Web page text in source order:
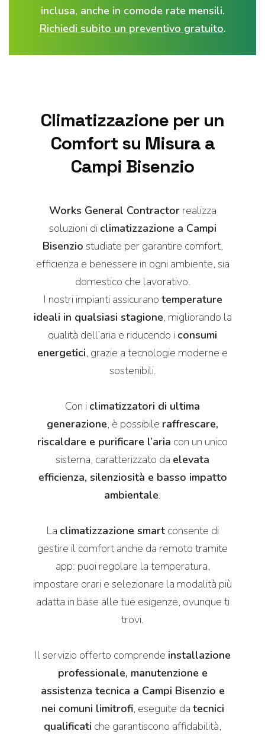
inclusa, anche in comode rate mensili.
Richiedi subito un preventivo gratuito.
Climatizzazione per un
Comfort su Misura a
Campi Bisenzio
Works General Contractorrealizza
soluzioni di climatizzazione a Campi
Bisenzio studiate per garantire comfort,
efficienza e benessere in ogni ambiente, sia
domestico che lavorativo.
I nostri impianti assicurano temperature
ideali in qualsiasi stagione, migliorando la
qualità dell’aria e riducendo i consumi
energetici, grazie a tecnologie moderne e
sostenibili.
Con i climatizzatori di ultima
generazione, è possibile raffrescare,
riscaldare e purificare l’aria con un unico
sistema, caratterizzato da elevata
efficienza, silenziosità e basso impatto
ambientale.
La climatizzazione smart consente di
gestire il comfort anche da remoto tramite
app: puoi regolare la temperatura,
impostare orari e selezionare la modalità più
adatta in base alle tue esigenze, ovunque ti
trovi.
Il servizio offerto comprende installazione
professionale, manutenzione e
assistenza tecnica a Campi Bisenzio e
nei comuni limitrofi, eseguite da tecnici
qualificati che garantiscono affidabilità,